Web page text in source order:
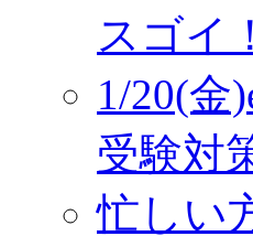
スゴイ！
1/20(金
受験対
忙しい